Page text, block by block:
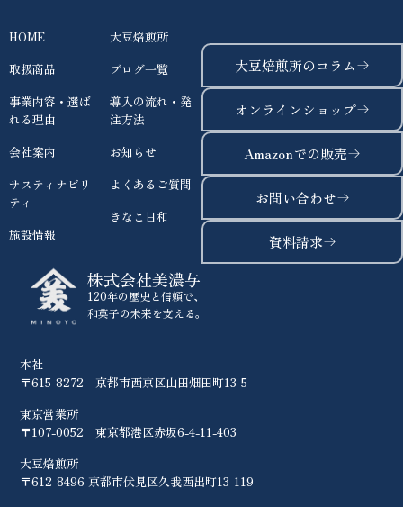
株式会社美濃与
120年の歴史と信頼で、
和菓子の未来を支える。
本社
〒615-8272 京都市西京区山田畑田町13-5
東京営業所
〒107-0052 東京都港区赤坂6-4-11-403
大豆焙煎所
〒612-8496 京都市伏見区久我西出町13-119
HOME
取扱商品
事業内容・選ば
れる理由
会社案内
サスティナビリ
ティ
施設情報
大豆焙煎所
ブログ一覧
導入の流れ・発
注方法
お知らせ
よくあるご質問
きなこ日和
大豆焙煎所のコラム
オンラインショップ
Amazonでの販売
お問い合わせ
資料請求